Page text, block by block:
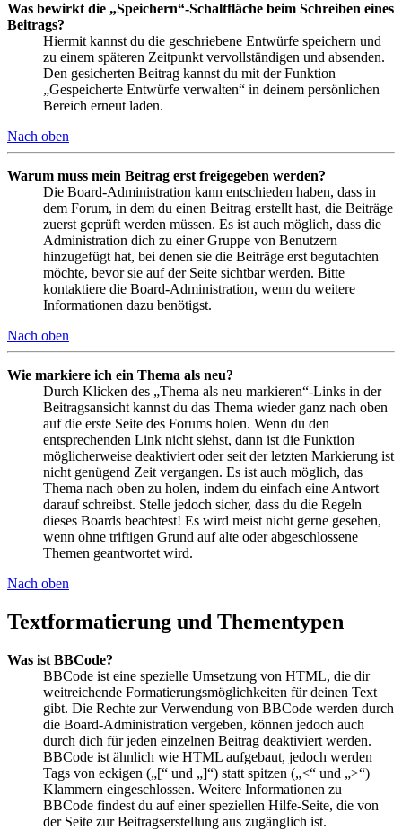
Was bewirkt die „Speichern“-Schaltfläche beim Schreiben eines
Beitrags?
Hiermit kannst du die geschriebene Entwürfe speichern und
zu einem späteren Zeitpunkt vervollständigen und absenden.
Den gesicherten Beitrag kannst du mit der Funktion
„Gespeicherte Entwürfe verwalten“ in deinem persönlichen
Bereich erneut laden.
Nach oben
Warum muss mein Beitrag erst freigegeben werden?
Die Board-Administration kann entschieden haben, dass in
dem Forum, in dem du einen Beitrag erstellt hast, die Beiträge
zuerst geprüft werden müssen. Es ist auch möglich, dass die
Administration dich zu einer Gruppe von Benutzern
hinzugefügt hat, bei denen sie die Beiträge erst begutachten
möchte, bevor sie auf der Seite sichtbar werden. Bitte
kontaktiere die Board-Administration, wenn du weitere
Informationen dazu benötigst.
Nach oben
Wie markiere ich ein Thema als neu?
Durch Klicken des „Thema als neu markieren“-Links in der
Beitragsansicht kannst du das Thema wieder ganz nach oben
auf die erste Seite des Forums holen. Wenn du den
entsprechenden Link nicht siehst, dann ist die Funktion
möglicherweise deaktiviert oder seit der letzten Markierung ist
nicht genügend Zeit vergangen. Es ist auch möglich, das
Thema nach oben zu holen, indem du einfach eine Antwort
darauf schreibst. Stelle jedoch sicher, dass du die Regeln
dieses Boards beachtest! Es wird meist nicht gerne gesehen,
wenn ohne triftigen Grund auf alte oder abgeschlossene
Themen geantwortet wird.
Nach oben
Textformatierung und Thementypen
Was ist BBCode?
BBCode ist eine spezielle Umsetzung von HTML, die dir
weitreichende Formatierungsmöglichkeiten für deinen Text
gibt. Die Rechte zur Verwendung von BBCode werden durch
die Board-Administration vergeben, können jedoch auch
durch dich für jeden einzelnen Beitrag deaktiviert werden.
BBCode ist ähnlich wie HTML aufgebaut, jedoch werden
Tags von eckigen („[“ und „]“) statt spitzen („<“ und „>“)
Klammern eingeschlossen. Weitere Informationen zu
BBCode findest du auf einer speziellen Hilfe-Seite, die von
der Seite zur Beitragserstellung aus zugänglich ist.